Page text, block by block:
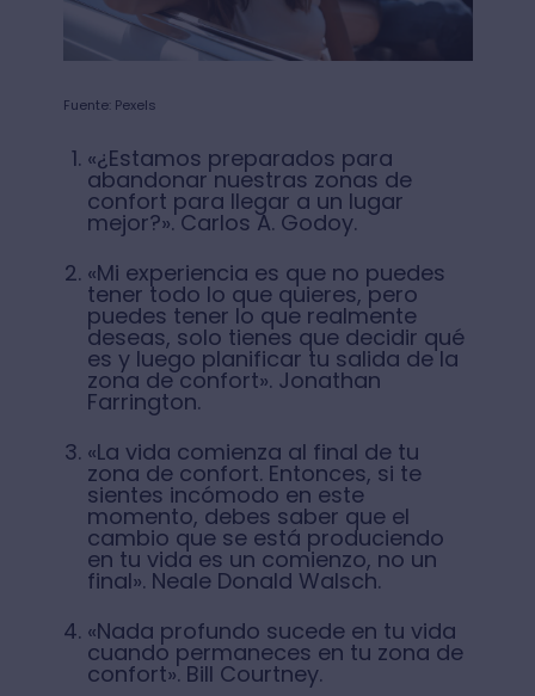
Fuente: Pexels
«¿Estamos preparados para
abandonar nuestras zonas de
confort para llegar a un lugar
mejor?». Carlos A. Godoy.
«Mi experiencia es que no puedes
tener todo lo que quieres, pero
puedes tener lo que realmente
deseas, solo tienes que decidir qué
es y luego planificar tu salida de la
zona de confort». Jonathan
Farrington.
«La vida comienza al final de tu
zona de confort. Entonces, si te
sientes incómodo en este
momento, debes saber que el
cambio que se está produciendo
en tu vida es un comienzo, no un
final». Neale Donald Walsch.
«Nada profundo sucede en tu vida
cuando permaneces en tu zona de
confort». Bill Courtney.